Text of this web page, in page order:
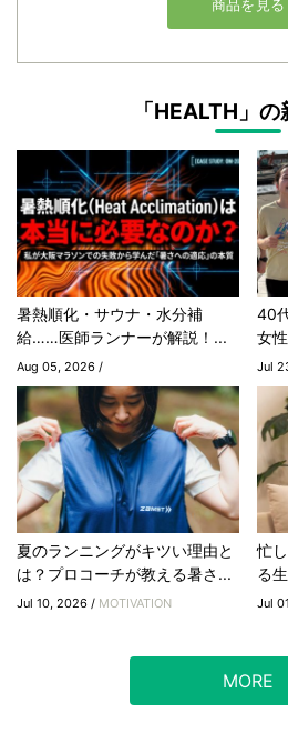
「HEALTH」
暑熱順化・サウナ・水分補
給……医師ランナーが解説！...
Aug 05, 2026 /
40
女
Jul
夏のランニングがキツい理由と
は？プロコーチが教える暑さ...
Jul 10, 2026 / MOTIVATION
忙
る
Jul
MORE